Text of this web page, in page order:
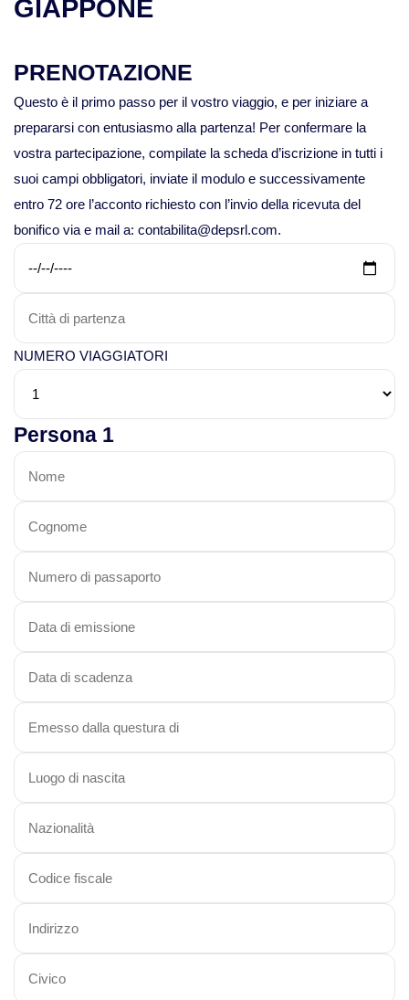
Viaggi in Mauritania
Viaggi in Mauritius
Viaggi in Mozambico e Kruger
Viaggi in Senegal
Viaggi in Uganda
Viaggi in Kenya
Viaggi in Madagascar
Asia
Viaggi in Corea del Sud
Viaggi in Filippine
Viaggi in Indonesia
Viaggi in Kazakistan
Viaggi in Kirghizistan
Viaggi in Maldive
GIAPPONE
PRENOTAZIONE
Questo è il primo passo per il vostro viaggio, e per iniziare a
prepararsi con entusiasmo alla partenza! Per confermare la
vostra partecipazione, compilate la scheda d’iscrizione in tutti i
suoi campi obbligatori, inviate il modulo e successivamente
entro 72 ore l’acconto richiesto con l’invio della ricevuta del
bonifico via e mail a: contabilita@depsrl.com.
NUMERO VIAGGIATORI
Persona 1